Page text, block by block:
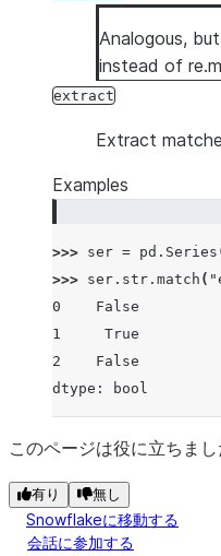
Analogous,
instead of
extract
Extract
Examples
>>> ser = pd . Series
>>> ser . str . match (
0    False
1     True
2    False
dtype: bool
このページは役に立ちまし
有り 無し
Snowflakeに移動する
会話に参加する